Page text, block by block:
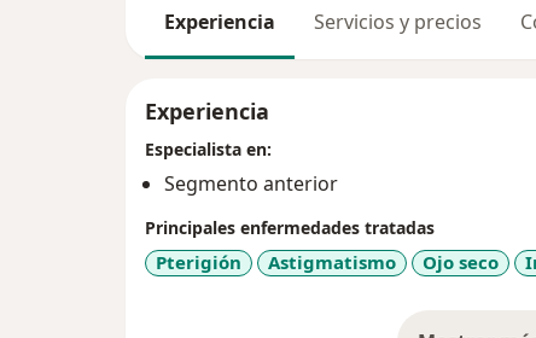
Experiencia Servicios y precios
Experiencia
Especialista en:
Segmento anterior
Principales enfermedades tratadas
Pterigión Astigmatismo Ojo seco